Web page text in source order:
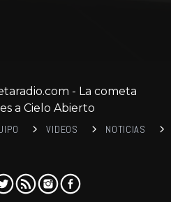
- La cometa
a Cielo Abierto
VIDEOS
NOTICIAS